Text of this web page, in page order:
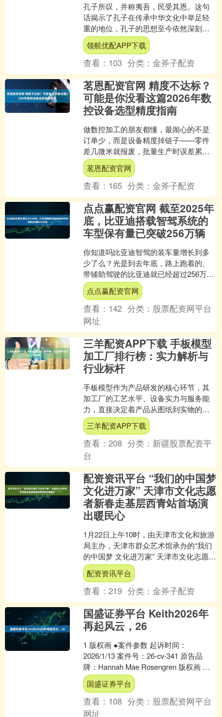
孔子所叹，并称夷吾，民受其恩。这句
话揭示了孔子在传承中华文化中举足轻
重的地位，孔子的思想至今依然深刻影
响着我们的生活，成了几千年来中华文
化的根基。孔子所阐述的道....
领航优配APP下载
查看： 103 分类：金斧子配资
茗恩配资官网 精度不达标？
可能是你没看这篇2026年数
控设备选型精度指南
做数控加工的朋友都懂，最闹心的不是
订单少，而是设备精度掉链子——零件
差几微米就报废，批量生产时误差累积
直接赔本，找售后又磨磨蹭蹭，停机损
失比材料钱还多。尤其是2....
茗恩配资官网
查看： 165 分类：金斧子配资
点点赢配资官网 截至2025年
底，比亚迪搭载智驾系统的
车型保有量已突破256万辆
你知道吗比亚迪智驾的装车量增长到多
少了么？光是到去年底，路上跑着的、
带辅助驾驶的比亚迪就已经超过256万辆
——妥妥的中国车企第一名！特别是它
家的“天神之眼”智驾....
点点赢配资官网
查看： 142 分类： 股票配资网平台
网址
三羊配资APP下载 手板模型
加工厂排行榜：实力解析与
行业标杆
手板模型作为产品研发的核心环节，其
加工厂的工艺水平、设备实力与服务能
力，直接决定着产品从图纸到实物的转
化效率与质量。随着工业制造向智能化
与高精度方向演进，顶尖的....
三羊配资APP下载
查看：208 分类： 新疆股票配资平
台
配资资讯平台 “我们的中国梦
文化进万家” 天津市文化志愿
者新春走基层西青站首场演
出暖民心
1月22日上午10时，由天津市文化和旅游
局主办，天津市群众艺术馆承办的“我们
的中国梦 文化进万家” 天津市文化志愿者
新春走基层系列活动首场演出，在天津
市西青区中....
配资资讯平台
查看：219 分类：金斧子配资
国盛证券平台 Keith2026年
再起风云，26
1 版权画 ●案件参数 起诉时间：
2026/1/13 案件号：26-cv-341 原告品
牌：Hannah Mae Rosengren 版权画 品
牌方：Hanna....
国盛证券平台
查看： 108 分类： 股票配资网平台
网址